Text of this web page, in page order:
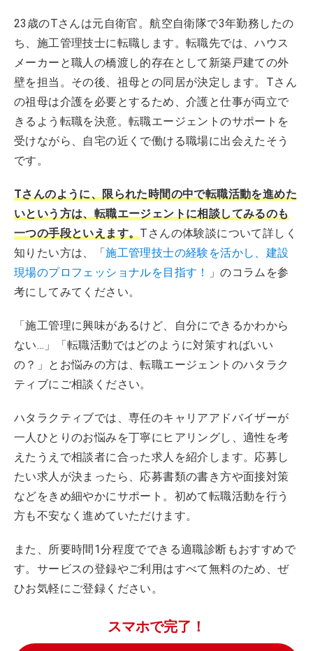
23歳のTさんは元自衛官。航空自衛隊で3年勤務したの
ち、施工管理技士に転職します。転職先では、ハウス
メーカーと職人の橋渡し的存在として新築戸建ての外
壁を担当。その後、祖母との同居が決定します。Tさん
の祖母は介護を必要とするため、介護と仕事が両立で
きるよう転職を決意。転職エージェントのサポートを
受けながら、自宅の近くで働ける職場に出会えたそう
です。
Tさんのように、限られた時間の中で転職活動を進めた
いという方は、転職エージェントに相談してみるのも
一つの手段といえます。Tさんの体験談について詳しく
知りたい方は、「施工管理技士の経験を活かし、建設
現場のプロフェッショナルを目指す！
」のコラムを参
考にしてみてください。
「施工管理に興味があるけど、自分にできるかわから
ない…」「転職活動ではどのように対策すればいい
の？」とお悩みの方は、転職エージェントのハタラク
ティブにご相談ください。
ハタラクティブでは、専任のキャリアアドバイザーが
一人ひとりのお悩みを丁寧にヒアリングし、適性を考
えたうえで相談者に合った求人を紹介します。応募し
たい求人が決まったら、応募書類の書き方や面接対策
などをきめ細やかにサポート。初めて転職活動を行う
方も不安なく進めていただけます。
また、所要時間1分程度でできる適職診断もおすすめで
す。サービスの登録やご利用はすべて無料のため、ぜ
ひお気軽にご登録ください。
スマホで完了！